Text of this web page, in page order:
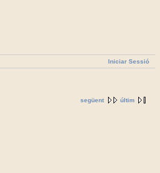
Iniciar Sessió
següent últim